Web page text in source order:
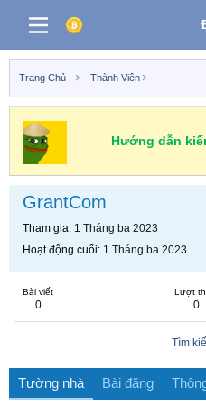
Trang Chủ Thành Viên
Hướng dẫn
GrantCom
Tham gia 1 Tháng ba 2023
Hoạt động cuối 1 Tháng ba 2023
Bài viết
0
Lượt
0
Tìm
Tường nhà Bài đăng